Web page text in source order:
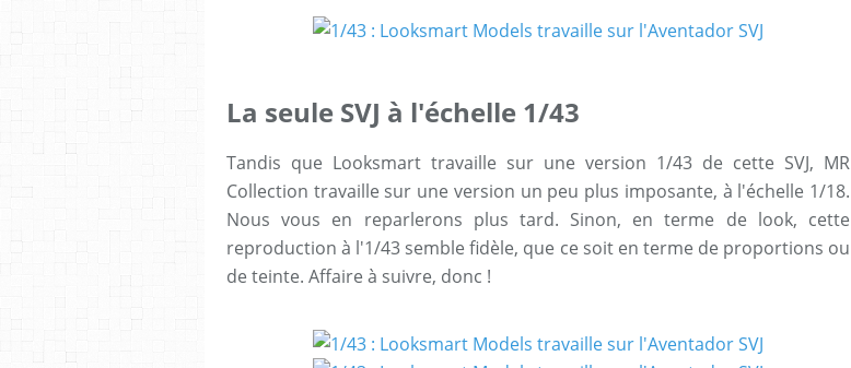
La seule SVJ à l'échelle 1/43
Tandis que Looksmart travaille sur une version 1/43 de cette SVJ, MR
Collection travaille sur une version un peu plus imposante, à l'échelle 1/18.
Nous vous en reparlerons plus tard. Sinon, en terme de look, cette
reproduction à l'1/43 semble fidèle, que ce soit en terme de proportions ou
de teinte. Affaire à suivre, donc !